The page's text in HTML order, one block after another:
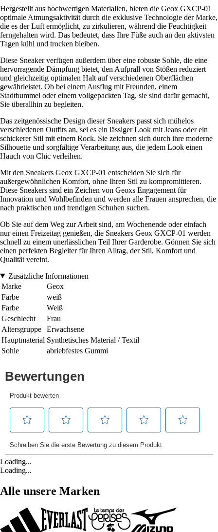
Hergestellt aus hochwertigen Materialien, bieten die Geox GXCP-01
optimale Atmungsaktivität durch die exklusive Technologie der Marke,
die es der Luft ermöglicht, zu zirkulieren, während die Feuchtigkeit
ferngehalten wird. Das bedeutet, dass Ihre Füße auch an den aktivsten
Tagen kühl und trocken bleiben.
Diese Sneaker verfügen außerdem über eine robuste Sohle, die eine
hervorragende Dämpfung bietet, den Aufprall von Stößen reduziert
und gleichzeitig optimalen Halt auf verschiedenen Oberflächen
gewährleistet. Ob bei einem Ausflug mit Freunden, einem
Stadtbummel oder einem vollgepackten Tag, sie sind dafür gemacht,
Sie überallhin zu begleiten.
Das zeitgenössische Design dieser Sneakers passt sich mühelos
verschiedenen Outfits an, sei es ein lässiger Look mit Jeans oder ein
schickerer Stil mit einem Rock. Sie zeichnen sich durch ihre moderne
Silhouette und sorgfältige Verarbeitung aus, die jedem Look einen
Hauch von Chic verleihen.
Mit den Sneakers Geox GXCP-01 entscheiden Sie sich für
außergewöhnlichen Komfort, ohne Ihren Stil zu kompromittieren.
Diese Sneakers sind ein Zeichen von Geoxs Engagement für
Innovation und Wohlbefinden und werden alle Frauen ansprechen, die
nach praktischen und trendigen Schuhen suchen.
Ob Sie auf dem Weg zur Arbeit sind, am Wochenende oder einfach
nur einen Freizeitag genießen, die Sneakers Geox GXCP-01 werden
schnell zu einem unerlässlichen Teil Ihrer Garderobe. Gönnen Sie sich
einen perfekten Begleiter für Ihren Alltag, der Stil, Komfort und
Qualität vereint.
Zusätzliche Informationen
Marke
Geox
Farbe
weiß
Farbe
Weiß
Geschlecht
Frau
Altersgruppe
Erwachsene
Hauptmaterial Synthetisches Material / Textil
Sohle
abriebfestes Gummi
Loading...
Loading...
Alle unsere Marken